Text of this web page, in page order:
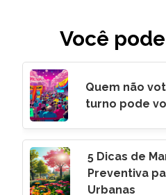
Você
Quem não
turno pode
5 Dicas de
Preventiva
Urbanas